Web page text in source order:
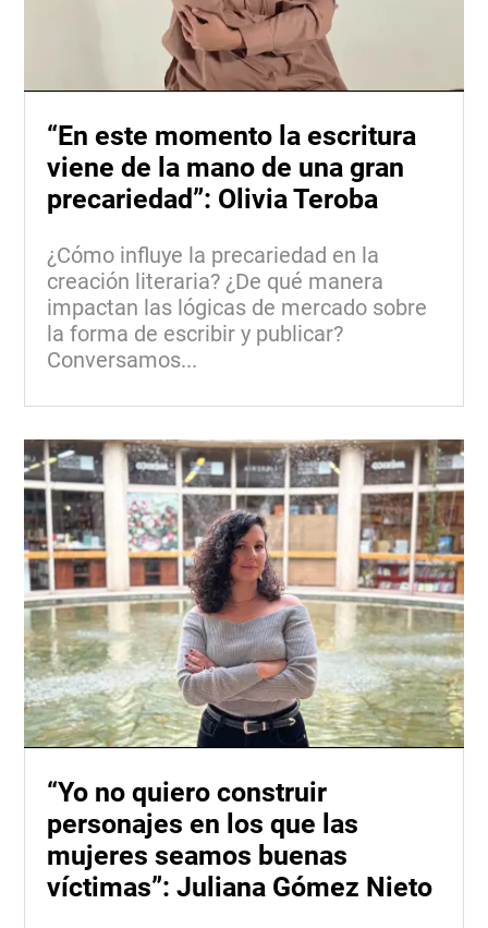
“En este momento la escritura
viene de la mano de una gran
precariedad”: Olivia Teroba
¿Cómo influye la precariedad en la
creación literaria? ¿De qué manera
impactan las lógicas de mercado sobre
la forma de escribir y publicar?
Conversamos...
“Yo no quiero construir
personajes en los que las
mujeres seamos buenas
víctimas”: Juliana Gómez Nieto